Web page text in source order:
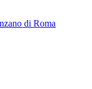
di Roma